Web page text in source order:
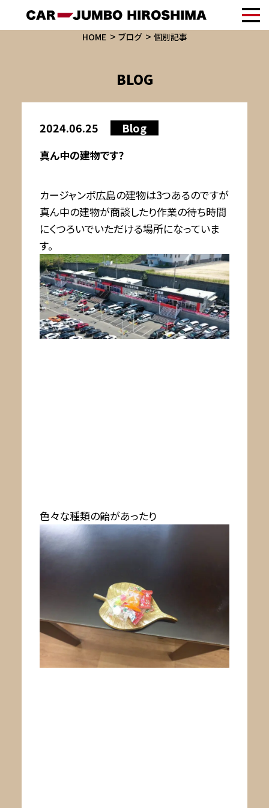
HOME ブログ 個別記事
BLOG
2024.06.25 Blog
真ん中の建物です?
カージャンボ広島の建物は3つあるのですが
真ん中の建物が商談したり作業の待ち時間
にくつろいでいただける場所になっていま
す。
色々な種類の飴があったり